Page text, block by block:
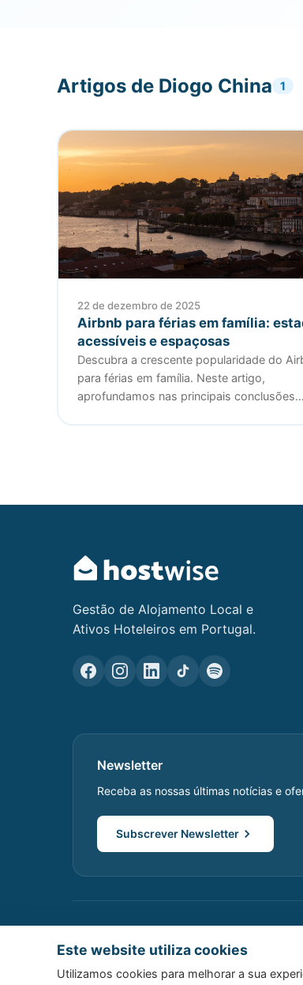
Artigos de Diogo China 1
22 de dezembro de 2025
Airbnb para férias em família:
acessíveis e espaçosas
Descubra a crescente popularidade do
para férias em família. Neste artigo,
aprofundamos nas principais conclusões…
Gestão de Alojamento Local e
Ativos Hoteleiros em Portugal.
Newsletter
Receba as nossas últimas notícias e
Subscrever Newsletter
© 2026 Host Wise. Todos os direitos
Este website utiliza cookies
Utilizamos cookies para melhorar a sua